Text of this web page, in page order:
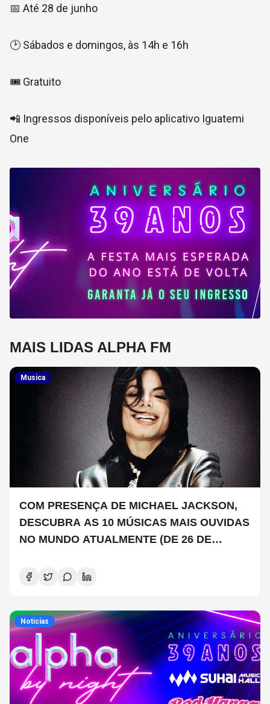
📅 Até 28 de junho
🕑 Sábados e domingos, às 14h e 16h
🎟️ Gratuito
📲 Ingressos disponíveis pelo aplicativo Iguatemi
One
MAIS LIDAS ALPHA FM
Musica
COM PRESENÇA DE MICHAEL JACKSON,
DESCUBRA AS 10 MÚSICAS MAIS OUVIDAS
NO MUNDO ATUALMENTE (DE 26 DE
Noticias